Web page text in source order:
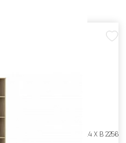
Ш 402 X Г 414 X В 2256